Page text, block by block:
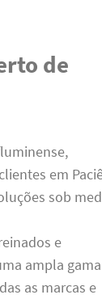
de
em
sob
e
ampla
as marcas e